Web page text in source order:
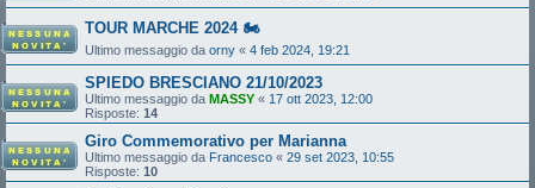
TOUR MARCHE 2024 🏍️
Ultimo messaggio da orny « 4 feb 2024, 19:21
SPIEDO BRESCIANO 21/10/2023
Ultimo messaggio da MASSY « 17 ott 2023, 12:00
Risposte: 14
Giro Commemorativo per Marianna
Ultimo messaggio da Francesco « 29 set 2023, 10:55
Risposte: 10